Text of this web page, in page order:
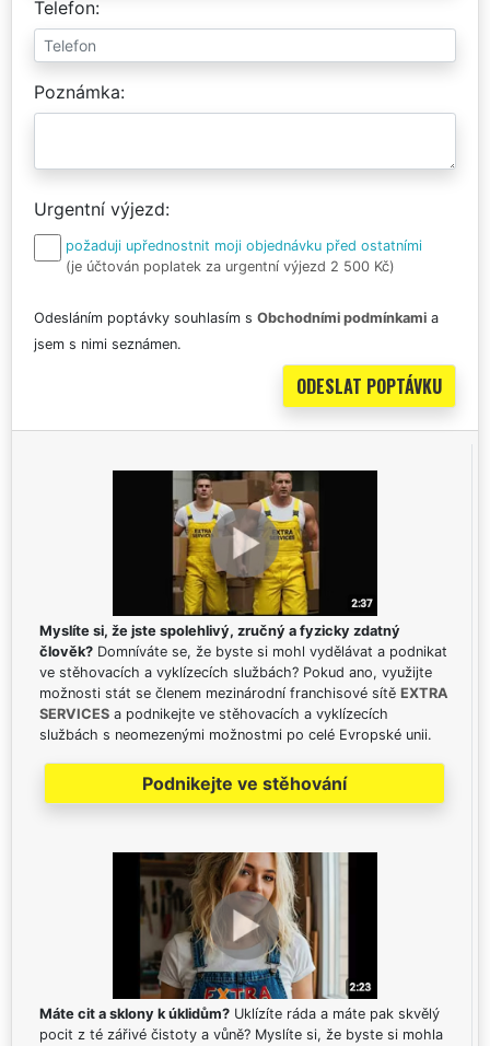
Telefon
Poznámka
Urgentní výjezd
požaduji upřednostnit moji objednávku před ostatními
(je účtován poplatek za urgentní výjezd 2 500 Kč)
Odesláním poptávky souhlasím s Obchodními podmínkami a
jsem s nimi seznámen.
Myslíte si, že jste spolehlivý, zručný a fyzicky zdatný
člověk? Domníváte se, že byste si mohl vydělávat a podnikat
ve stěhovacích a vyklízecích službách? Pokud ano, využijte
možnosti stát se členem mezinárodní franchisové sítě EXTRA
SERVICES a podnikejte ve stěhovacích a vyklízecích
službách s neomezenými možnostmi po celé Evropské unii.
Podnikejte ve stěhování
Máte cit a sklony k úklidům? Uklízíte ráda a máte pak skvělý
pocit z té zářivé čistoty a vůně? Myslíte si, že byste si mohla